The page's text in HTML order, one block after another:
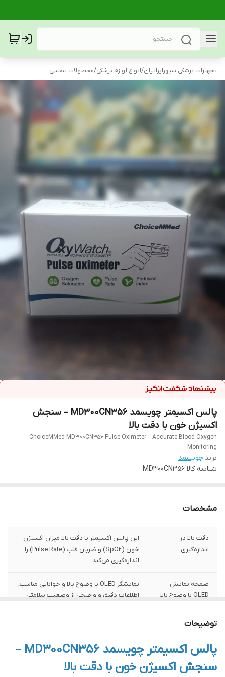
تجهیزات پزشکی سپهرایرانیان/انواع لوازم پزشکی/محصولات تنفسی
پالس اکسیمتر چویسمد MD300CN356 – سنجش
اکسیژن خون با دقت بالا
ChoiceMMed MD300CN356 Pulse Oximeter – Accurate Blood Oxygen
Monitoring
برند:چویسمد
شناسه کالا MD300CN356
مشخصات
دقت بالا در
اندازه‌گیری
این پالس اکسیمتر با دقت بالا میزان اکسیژن
خون (SpO2) و ضربان قلب (Pulse Rate) را
اندازه‌گیری می‌کند.
صفحه نمایش
OLED با وضوح بالا
نمایشگر OLED با وضوح بالا و خوانایی مناسب،
اطلاعات دقیق و واضحی از وضعیت سلامتی
شاخص پرفیوژن
بررسی می‌کند.
توضیحات
پالس اکسیمتر چویسمد MD300CN356 –
سنجش اکسیژن خون با دقت بالا